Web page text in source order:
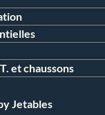
et chaussons
Jetables